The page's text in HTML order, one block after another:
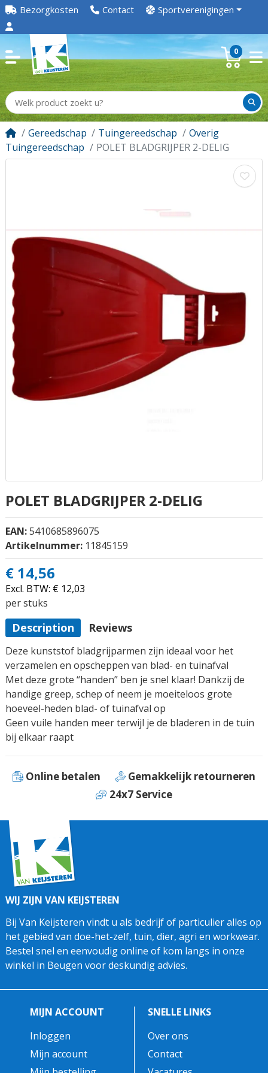
Bezorgkosten Contact Sportverenigingen
0
Gereedschap Tuingereedschap
Overig
Tuingereedschap
POLET BLADGRIJPER 2-DELIG
POLET BLADGRIJPER 2-DELIG
Description Reviews
Deze kunststof bladgrijparmen zijn ideaal voor het
verzamelen en opscheppen van blad- en tuinafval
Met deze grote “handen” ben je snel klaar! Dankzij de
handige greep, schep of neem je moeiteloos grote
hoeveel-heden blad- of tuinafval op
Geen vuile handen meer terwijl je de bladeren in de tuin
bij elkaar raapt
EAN:5410685896075
Artikelnummer: 11845159
€ 14,56
Excl. BTW: € 12,03
per stuks
Online betalen
Gemakkelijk retourneren
24x7 Service
WIJ ZIJN VAN KEIJSTEREN
Bij Van Keijsteren vindt u als bedrijf of particulier alles op
het gebied van doe-het-zelf, tuin, dier, agri en workwear.
Bestel snel en eenvoudig online of kom langs in onze
winkel in Beugen voor deskundig advies.
MIJN ACCOUNT
Inloggen
Mijn account
SNELLE LINKS
Over ons
Contact